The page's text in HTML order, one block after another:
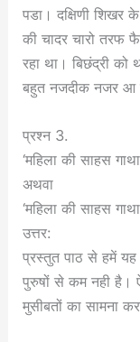
पडा। दक्षिणी
की चादर चारो
रहा था। बिछंद्री
बहुत नजदीक नजर आ
प्रश्न 3.
‘महिला की साहस
अथवा
‘महिला की साहस
उत्तर:
प्रस्तुत पाठ से हमें यह
पुरुषों से कम नही है।
मुसीबतों का सामना